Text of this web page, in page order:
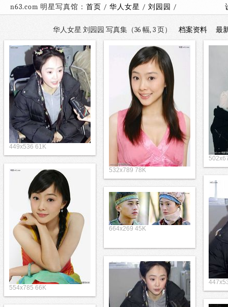
n63.com 明星写真馆： 首页 / 华人女星 / 刘园园 /
华人女星 刘园园 写真集（36 幅, 3 页） 档案资料 最
449x536 61K
532x789 78K
554x785 66K
664x269 45K